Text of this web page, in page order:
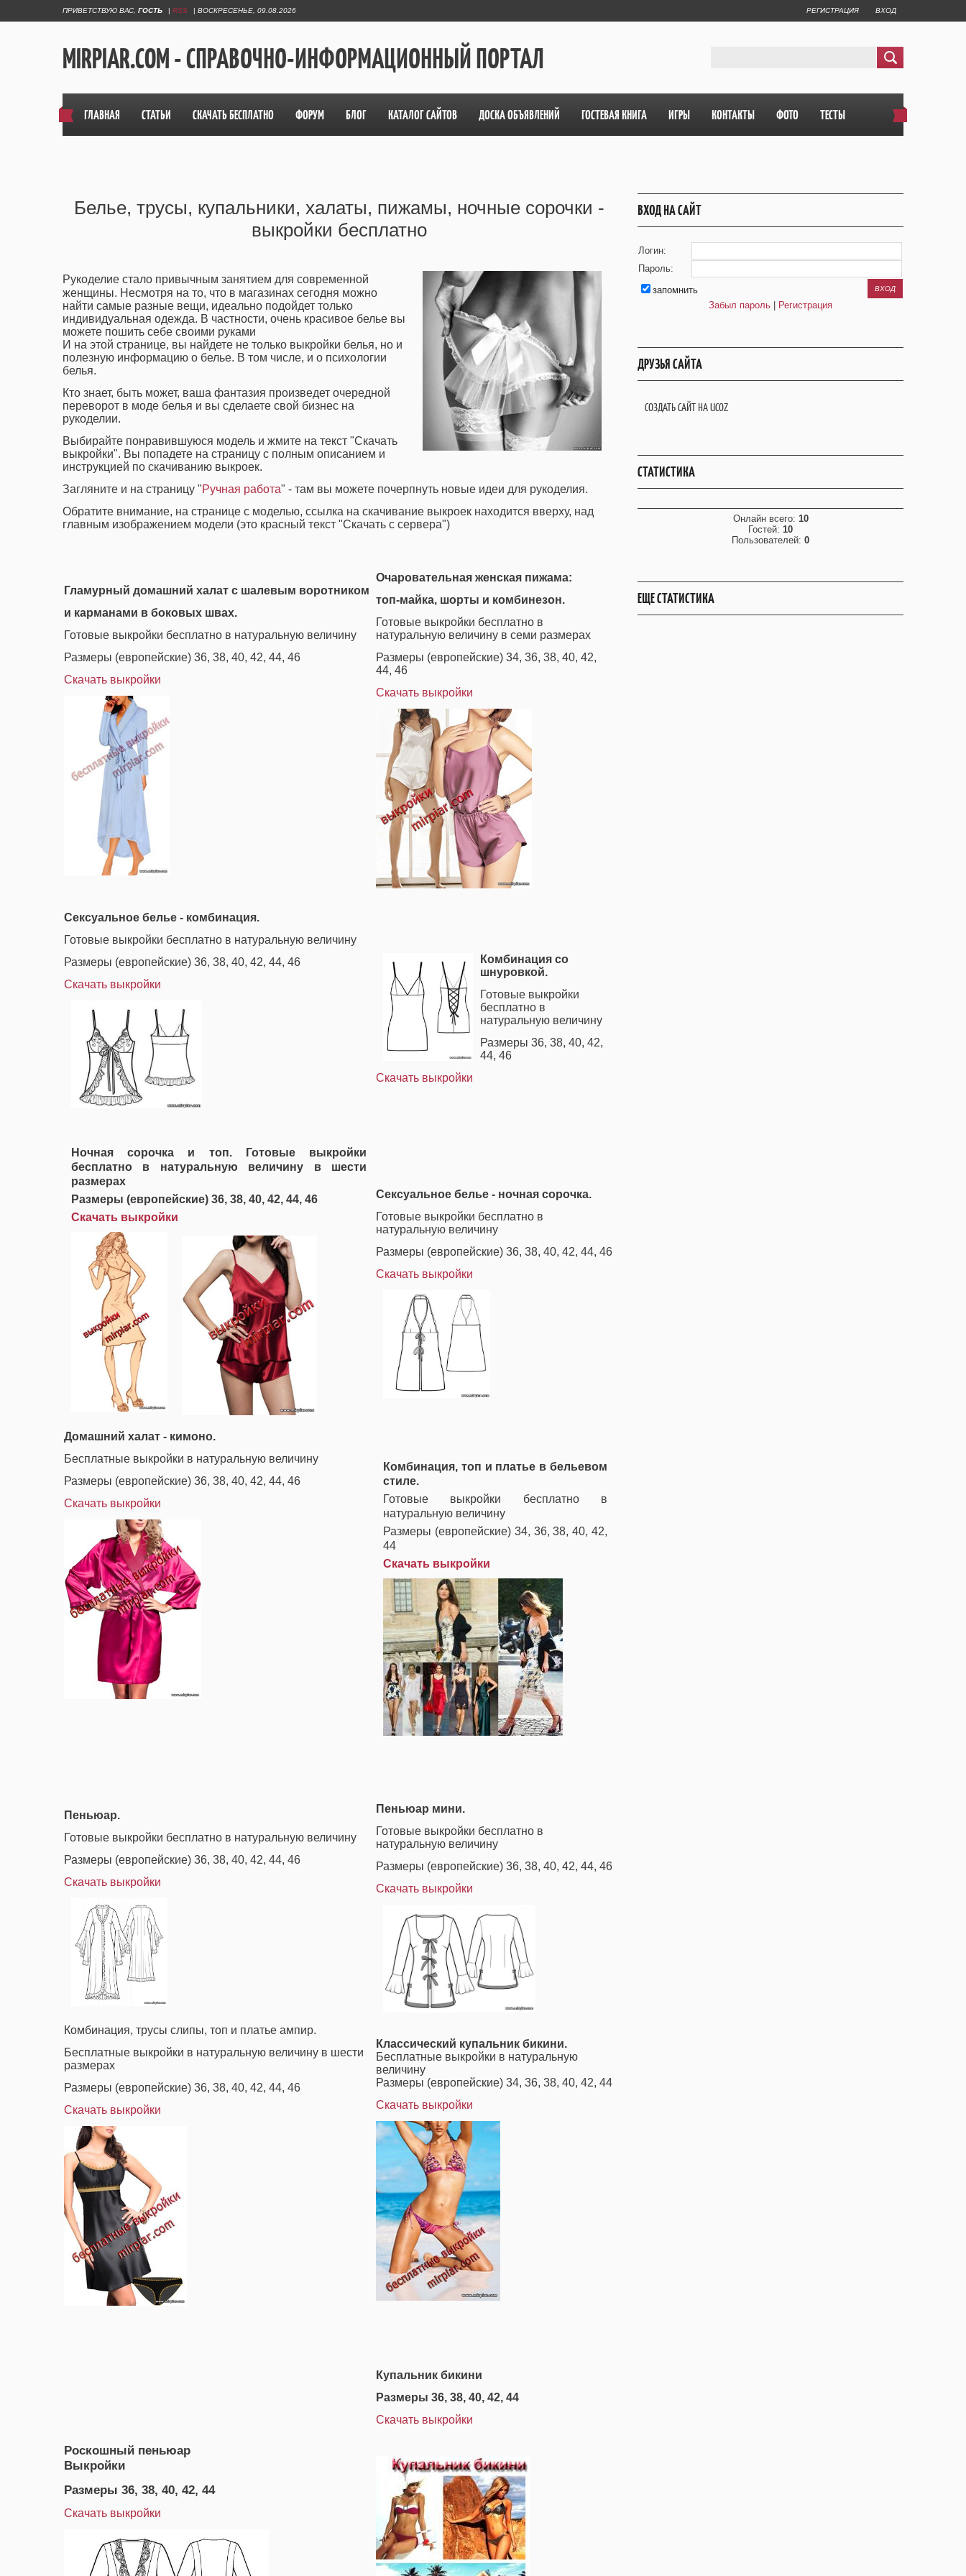
ПРИВЕТСТВУЮ ВАС ГОСТЬ | RSS | ВОСКРЕСЕНЬЕ, 09.08.2026 РЕГИСТРАЦИЯ ВХОД
MIRPIAR.COM - СПРАВОЧНО-ИНФОРМАЦИОННЫЙ ПОРТАЛ
ГЛАВНАЯ СТАТЬИ СКАЧАТЬ БЕСПЛАТНО ФОРУМ БЛОГ КАТАЛОГ САЙТОВ ДОСКА ОБЪЯВЛЕНИЙ ГОСТЕВАЯ КНИГА ИГРЫ КОНТАКТЫ ФОТО ТЕСТЫ
Белье, трусы, купальники, халаты, пижамы, ночные сорочки -
выкройки бесплатно
Рукоделие стало привычным занятием для современной
женщины. Несмотря на то, что в магазинах сегодня можно
найти самые разные вещи, идеально подойдет только
индивидуальная одежда. В частности, очень красивое белье вы
можете пошить себе своими руками
И на этой странице, вы найдете не только выкройки белья, но и
полезную информацию о белье. В том числе, и о психологии
белья.
Кто знает, быть может, ваша фантазия произведет очередной
переворот в моде белья и вы сделаете свой бизнес на
рукоделии.
Выбирайте понравившуюся модель и жмите на текст "Скачать
выкройки". Вы попадете на страницу с полным описанием и
инструкцией по скачиванию выкроек.
Загляните и на страницу "Ручная работа" - там вы можете почерпнуть новые идеи для рукоделия.
Обратите внимание, на странице с моделью, ссылка на скачивание выкроек находится вверху, над
главным изображением модели (это красный текст "Скачать с сервера")
Гламурный домашний халат с шалевым воротником
и карманами в боковых швах.
Готовые выкройки бесплатно в натуральную величину
Размеры (европейские) 36, 38, 40, 42, 44, 46
Скачать выкройки
Очаровательная женская пижама:
топ-майка, шорты и комбинезон.
Готовые выкройки бесплатно в
натуральную величину в семи размерах
Размеры (европейские) 34, 36, 38, 40, 42,
44, 46
Скачать выкройки
Сексуальное белье - комбинация.
Готовые выкройки бесплатно в натуральную величину
Размеры (европейские) 36, 38, 40, 42, 44, 46
Скачать выкройки
Комбинация со
шнуровкой.
Готовые выкройки
бесплатно в
натуральную величину
Размеры 36, 38, 40, 42,
44, 46
Скачать выкройки
Ночная сорочка и топ. Готовые выкройки
бесплатно в натуральную величину в шести
размерах
Размеры (европейские) 36, 38, 40, 42, 44, 46
Скачать выкройки
Сексуальное белье - ночная сорочка.
Готовые выкройки бесплатно в
натуральную величину
Размеры (европейские) 36, 38, 40, 42, 44, 46
Скачать выкройки
Домашний халат - кимоно.
Бесплатные выкройки в натуральную величину
Размеры (европейские) 36, 38, 40, 42, 44, 46
Скачать выкройки
Комбинация, топ и платье в бельевом
стиле.
Готовые выкройки бесплатно в
натуральную величину
Размеры (европейские) 34, 36, 38, 40, 42,
44
Скачать выкройки
Пеньюар.
Готовые выкройки бесплатно в натуральную величину
Размеры (европейские) 36, 38, 40, 42, 44, 46
Скачать выкройки
Пеньюар мини.
Готовые выкройки бесплатно в
натуральную величину
Размеры (европейские) 36, 38, 40, 42, 44, 46
Скачать выкройки
Комбинация, трусы слипы, топ и платье ампир.
Бесплатные выкройки в натуральную величину в шести
размерах
Размеры (европейские) 36, 38, 40, 42, 44, 46
Скачать выкройки
Классический купальник бикини.
Бесплатные выкройки в натуральную
величину
Размеры (европейские) 34, 36, 38, 40, 42, 44
Скачать выкройки
Роскошный пеньюар
Выкройки
Размеры 36, 38, 40, 42, 44
Скачать выкройки
Купальник бикини
Размеры 36, 38, 40, 42, 44
Скачать выкройки
ВХОД НА САЙТ
Логин:
Пароль:
запомнить
Забыл пароль
Регистрация
ДРУЗЬЯ САЙТА
СОЗДАТЬ САЙТ НА UCOZ
СТАТИСТИКА
Онлайн всего: 10
Гостей: 10
Пользователей: 0
ЕЩЕ СТАТИСТИКА